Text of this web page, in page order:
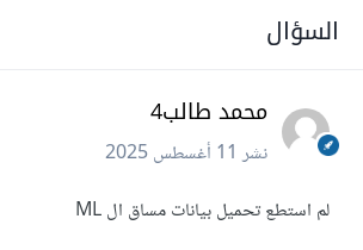
السؤال
محمد طالب4
نشر11 أغسطس 2025
لم استطع تحميل بيانات مساق ال ML